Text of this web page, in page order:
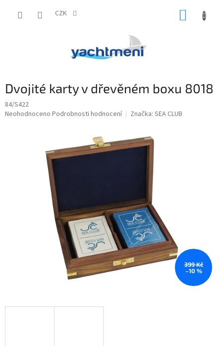
CZK
Dvojité karty v dřevěném boxu 8018
84/S422
Průměrné
Neohodnoceno Podrobnosti hodnocení Značka: SEA CLUB
399 Kč
–10 %